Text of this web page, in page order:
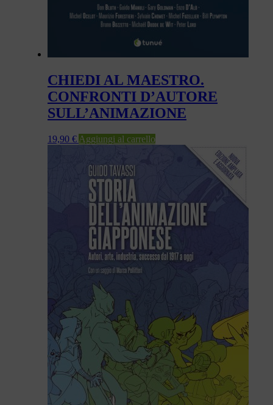
CHIEDI AL MAESTRO.
CONFRONTI D’AUTORE
SULL’ANIMAZIONE
19,90 € Aggiungi al carrello